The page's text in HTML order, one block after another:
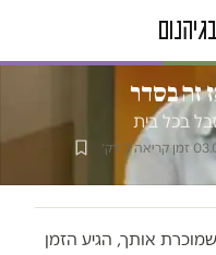
זה בסדר
בכל בית
·זמן קריאה 3 דק׳
אותך, הגיע הזמן